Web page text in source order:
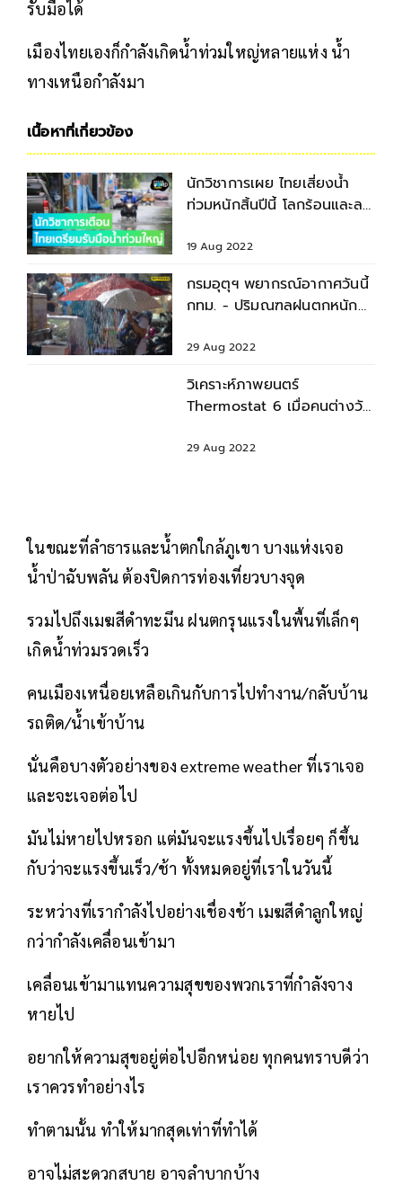
รับมือได้
เมืองไทยเองก็กำลังเกิดน้ำท่วมใหญ่หลายแห่ง น้ำ
ทางเหนือกำลังมา
เนื้อหาที่เกี่ยวข้อง
นักวิชาการเผย ไทยเสี่ยงน้ำ
ท่วมหนักสิ้นปีนี้ โลกร้อนและลา
19 Aug 2022
กรมอุตุฯ พยากรณ์อากาศวันนี้
กทม. - ปริมณฑลฝนตกหนัก
29 Aug 2022
วิเคราะห์ภาพยนตร์
Thermostat 6 เมื่อคนต่างวัย
29 Aug 2022
ในขณะที่ลำธารและน้ำตกใกล้ภูเขา บางแห่งเจอ
น้ำป่าฉับพลัน ต้องปิดการท่องเที่ยวบางจุด
รวมไปถึงเมฆสีดำทะมึน ฝนตกรุนแรงในพื้นที่เล็กๆ
เกิดน้ำท่วมรวดเร็ว
คนเมืองเหนื่อยเหลือเกินกับการไปทำงาน/กลับบ้าน
รถติด/น้ำเข้าบ้าน
นั่นคือบางตัวอย่างของ extreme weather ที่เราเจอ
และจะเจอต่อไป
มันไม่หายไปหรอก แต่มันจะแรงขึ้นไปเรื่อยๆ ก็ขึ้น
กับว่าจะแรงขึ้นเร็ว/ช้า ทั้งหมดอยู่ที่เราในวันนี้
ระหว่างที่เรากำลังไปอย่างเชื่องช้า เมฆสีดำลูกใหญ่
กว่ากำลังเคลื่อนเข้ามา
เคลื่อนเข้ามาแทนความสุขของพวกเราที่กำลังจาง
หายไป
อยากให้ความสุขอยู่ต่อไปอีกหน่อย ทุกคนทราบดีว่า
เราควรทำอย่างไร
ทำตามนั้น ทำให้มากสุดเท่าที่ทำได้
อาจไม่สะดวกสบาย อาจลำบากบ้าง